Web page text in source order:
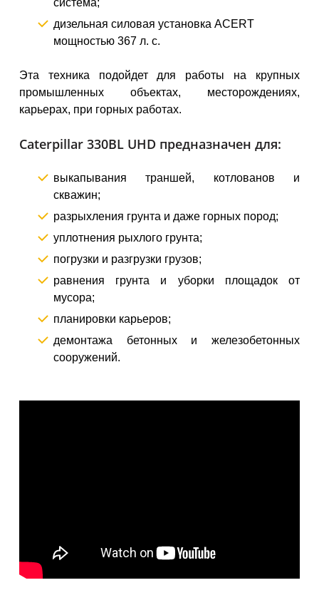
система;
дизельная силовая установка ACERT
мощностью 367 л. с.
Эта техника подойдет для работы на крупных
промышленных объектах, месторождениях,
карьерах, при горных работах.
Caterpillar 330BL UHD предназначен для:
выкапывания траншей, котлованов и
скважин;
разрыхления грунта и даже горных пород;
уплотнения рыхлого грунта;
погрузки и разгрузки грузов;
равнения грунта и уборки площадок от
мусора;
планировки карьеров;
демонтажа бетонных и железобетонных
сооружений.